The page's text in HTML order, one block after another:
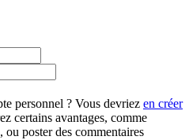
personnel ? Vous devriez en créer
certains avantages, comme
poster des commentaires